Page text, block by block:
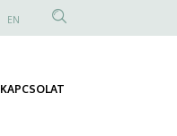
EN
KAPCSOLAT